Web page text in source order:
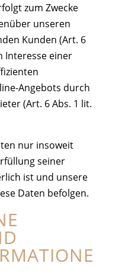
zum Zwecke
unseren
Kunden (Art. 6
Interesse einer
Angebots durch
(Art. 6 Abs. 1 lit.
nur insoweit
seiner
ist und unsere
Daten befolgen.